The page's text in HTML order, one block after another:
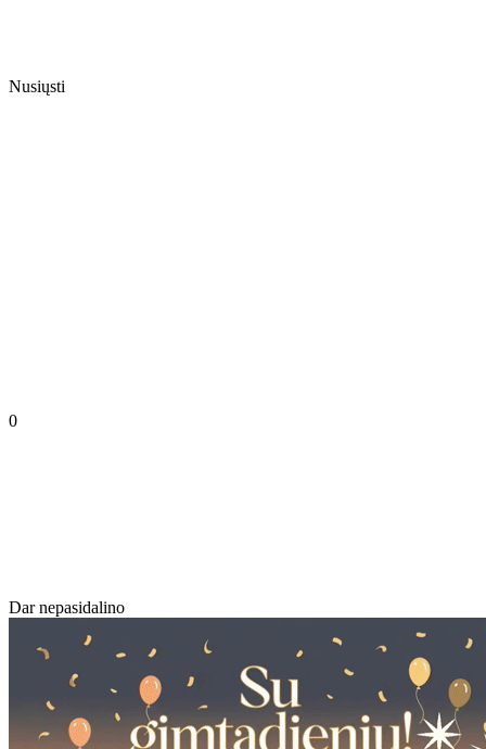
Nusiųsti
0
Dar nepasidalino